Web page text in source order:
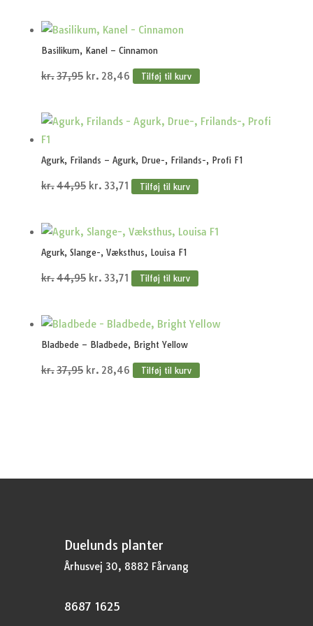
var:
kr.37,95.
er:
kr.28,46.
Basilikum, Kanel – Cinnamon
kr.37,95 Den
kr. 28,46Den
er:
Tilføj til kurv
Agurk, Frilands – Agurk, Drue-, Frilands-, Profi F1
kr.44,95 Den
kr.44,95.
kr. 33,71Den
kr.33,71.
Tilføj til kurv
Agurk, Slange-, Væksthus, Louisa F1
kr.44,95 Den
var:
kr.44,95.
kr. 33,71Den
er:
kr.33,71.
Tilføj til kurv
Bladbede – Bladbede, Bright Yellow
kr.37,95 Den
kr. 28,46DenTilføj til kurv
Duelunds planter
Århusvej 30, 8882 Fårvang
8687 1625